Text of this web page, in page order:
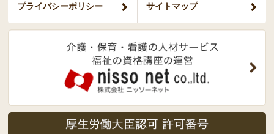
プライバシーポリシー サイトマップ